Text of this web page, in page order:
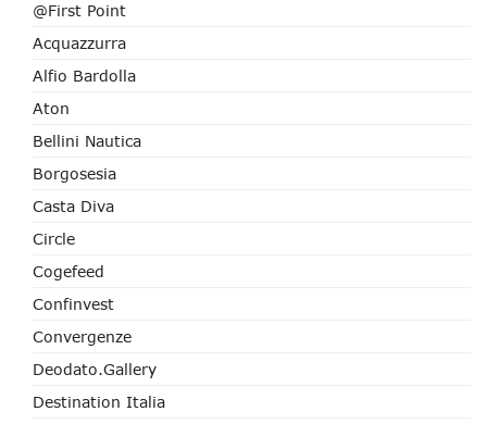
@First Point
Acquazzurra
Alfio Bardolla
Aton
Bellini Nautica
Borgosesia
Casta Diva
Circle
Cogefeed
Confinvest
Convergenze
Deodato.Gallery
Destination Italia